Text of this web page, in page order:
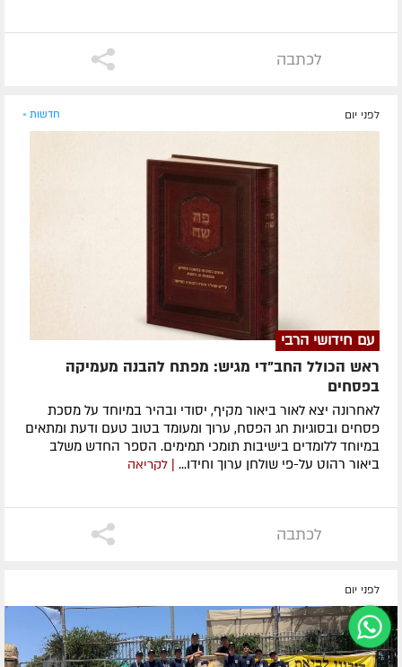
לכתבה
לפני יום חדשות »
עם חידושי הרבי
ראש הכולל החב"די מגיש: מפתח להבנה מעמיקה
בפסחים
לאחרונה ​יצא לאור ביאור מקיף, יסודי ובהיר במיוחד על מסכת
פסחים ובסוגיות חג הפסח, ערוך ומעומד בטוב טעם ודעת ומתאים
במיוחד ללומדים בישיבות תומכי תמימים. ​הספר החדש משלב
ביאור רהוט על-פי שולחן ערוך וחידו... | לקריאה
לכתבה
לפני יום